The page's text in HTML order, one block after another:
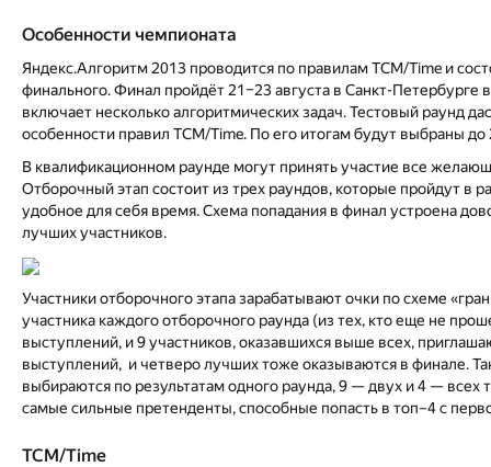
Особенности чемпионата
Яндекс.Алгоритм 2013 проводится по правилам TCM/Time и
финального. Финал пройдёт 21–23 августа в Санкт-
включает несколько алгоритмических задач. Тестовый раунд
особенности правил TCM/Time. По его итогам будут выбраны
В квалификационном раунде могут принять участие все
Отборочный этап состоит из трех раундов, которые пройдут в
удобное для себя время. Схема попадания в финал устроена
лучших участников.
Участники отборочного этапа зарабатывают очки по схеме
участника каждого отборочного раунда (из тех, кто еще не
выступлений, и 9 участников, оказавшихся выше всех,
выступлений, и четверо лучших тоже оказываются в финале.
выбираются по результатам одного раунда, 9 — двух и 4 —
самые сильные претенденты, способные попасть в топ–4 с
TCM/Time